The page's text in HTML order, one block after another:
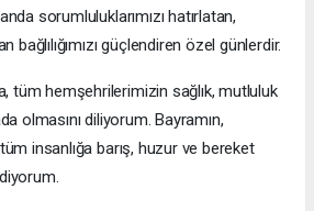
sorumluluklarımızı hatırlatan,
bağlılığımızı güçlendiren özel günlerdir.
tüm hemşehrilerimizin sağlık, mutluluk
olmasını diliyorum. Bayramın,
insanlığa barış, huzur ve bereket